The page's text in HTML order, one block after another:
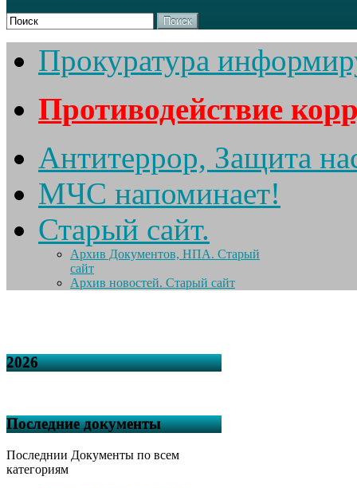
Поиск
Прокуратура
Противодействие
Антитеррор, Защита
МЧС напоминает!
Старый сайт.
Архив Документов, НПА. Старый
сайт
Архив новостей. Старый сайт
2026
Последние документы
Последнии Документы по всем
категориям